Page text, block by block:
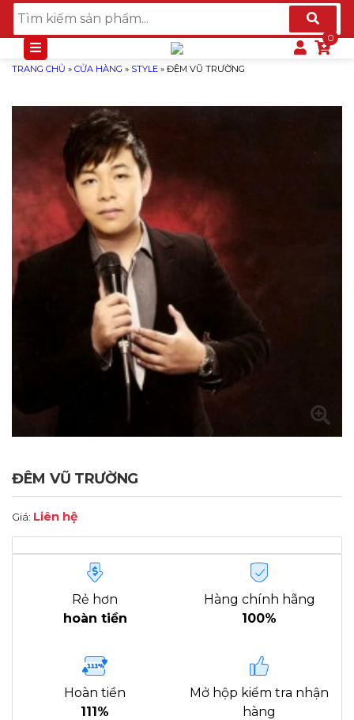
TRANG CHỦ » CỬA HÀNG » STYLE » ĐÊM VŨ TRƯỜNG
ĐÊM VŨ TRƯỜNG
Giá: Liên hệ
Rẻ hơn
hoàn tiền
Hàng chính hãng
100%
Hoàn tiền
111%
Mở hộp kiểm tra nhận
hàng